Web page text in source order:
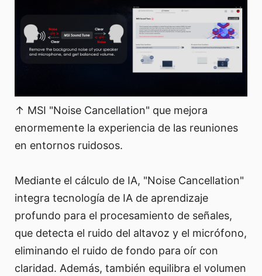
↑ MSI "Noise Cancellation" que mejora
enormemente la experiencia de las reuniones
en entornos ruidosos.
Mediante el cálculo de IA, "Noise Cancellation"
integra tecnología de IA de aprendizaje
profundo para el procesamiento de señales,
que detecta el ruido del altavoz y el micrófono,
eliminando el ruido de fondo para oír con
claridad. Además, también equilibra el volumen